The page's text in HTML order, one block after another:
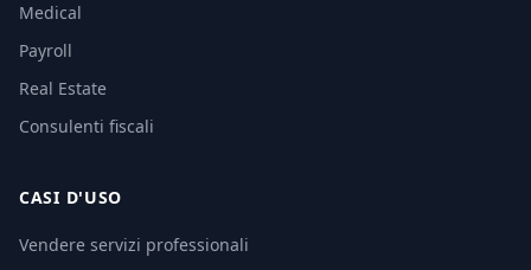
Medical
Payroll
Real Estate
Consulenti fiscali
CASI D'USO
Vendere servizi professionali